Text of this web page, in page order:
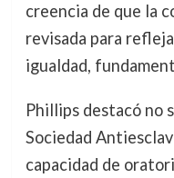
creencia de que la
revisada para
igualdad,
Phillips destacó no
Sociedad
capacidad de